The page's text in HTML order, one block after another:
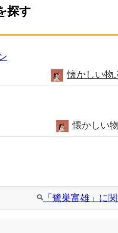
探す
懐かしい物
懐かしい
「鷺巣富雄」に